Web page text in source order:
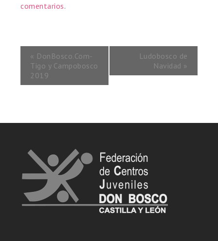
comentarios.
« DonBosco.Com-
Tigo y Campobosco
2019
Ludobosco de
Navidad »